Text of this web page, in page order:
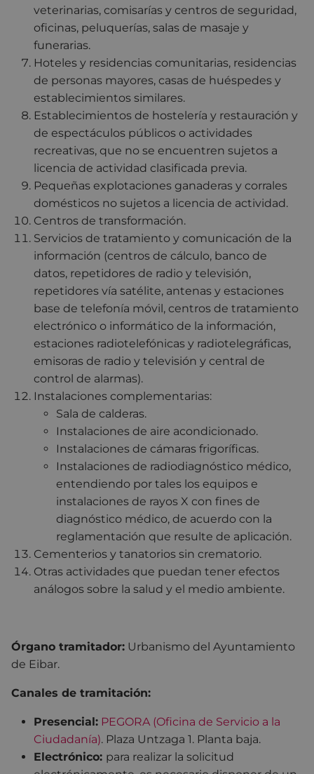
veterinarias, comisarías y centros de seguridad,
oficinas, peluquerías, salas de masaje y
funerarias.
Hoteles y residencias comunitarias, residencias
de personas mayores, casas de huéspedes y
establecimientos similares.
Establecimientos de hostelería y restauración y
de espectáculos públicos o actividades
recreativas, que no se encuentren sujetos a
licencia de actividad clasificada previa.
Pequeñas explotaciones ganaderas y corrales
domésticos no sujetos a licencia de actividad.
Centros de transformación.
Servicios de tratamiento y comunicación de la
información (centros de cálculo, banco de
datos, repetidores de radio y televisión,
repetidores vía satélite, antenas y estaciones
base de telefonía móvil, centros de tratamiento
electrónico o informático de la información,
estaciones radiotelefónicas y radiotelegráficas,
emisoras de radio y televisión y central de
control de alarmas).
Instalaciones complementarias:
Sala de calderas.
Instalaciones de aire acondicionado.
Instalaciones de cámaras frigoríficas.
Instalaciones de radiodiagnóstico médico,
entendiendo por tales los equipos e
instalaciones de rayos X con fines de
diagnóstico médico, de acuerdo con la
reglamentación que resulte de aplicación.
Cementerios y tanatorios sin crematorio.
Otras actividades que puedan tener efectos
análogos sobre la salud y el medio ambiente.
Órgano tramitador: Urbanismo del Ayuntamiento
de Eibar.
Canales de tramitación:
Presencial: PEGORA (Oficina de Servicio a la
Ciudadanía). Plaza Untzaga 1. Planta baja.
Electrónico: para realizar la solicitud